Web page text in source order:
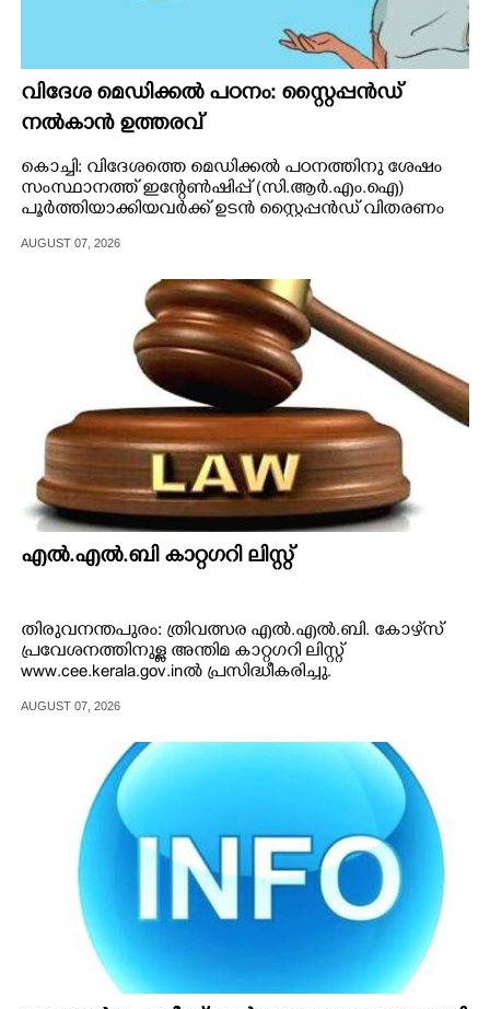
INFO+
ASTRO
CONTACT US
വിദേശ മെഡിക്കൽ പഠനം: സ്റ്റൈപ്പൻഡ്
നൽകാൻ ഉത്തരവ്
കൊച്ചി: വിദേശത്തെ മെഡിക്കൽ പഠനത്തിനു ശേഷം
സംസ്ഥാനത്ത് ഇന്റേൺഷിപ്പ് (സി.ആർ.എം.ഐ)
പൂർത്തിയാക്കിയവർക്ക് ഉടൻ സ്റ്റൈപ്പൻഡ് വിതരണം
AUGUST 07, 2026
എൽ.എൽ.ബി കാറ്റഗറി ലിസ്റ്റ്
തിരുവനന്തപുരം: ത്രിവത്സര എൽ.എൽ.ബി. കോഴ്‌സ്
പ്രവേശനത്തിനുള്ള അന്തിമ കാറ്റഗറി ലിസ്റ്റ്
www.cee.kerala.gov.inൽ പ്രസിദ്ധീകരിച്ചു.
AUGUST 07, 2026